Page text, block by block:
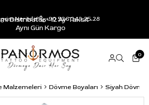
Distribütör - 12 Ay Taksit -
Aynı Gün Kargo
Nerede? +90 536 343 25 28
0
Malzemeleri Dövme Boyaları Siyah Dövme